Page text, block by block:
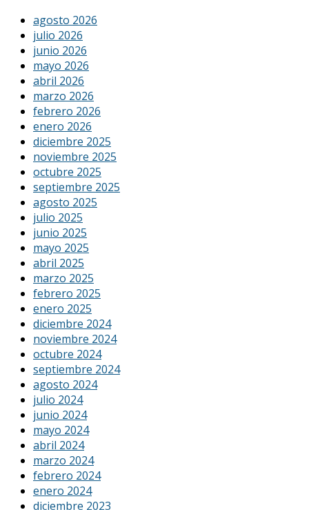
agosto 2026
julio 2026
junio 2026
mayo 2026
abril 2026
marzo 2026
febrero 2026
enero 2026
diciembre 2025
noviembre 2025
octubre 2025
septiembre 2025
agosto 2025
julio 2025
junio 2025
mayo 2025
abril 2025
marzo 2025
febrero 2025
enero 2025
diciembre 2024
noviembre 2024
octubre 2024
septiembre 2024
agosto 2024
julio 2024
junio 2024
mayo 2024
abril 2024
marzo 2024
febrero 2024
enero 2024
diciembre 2023